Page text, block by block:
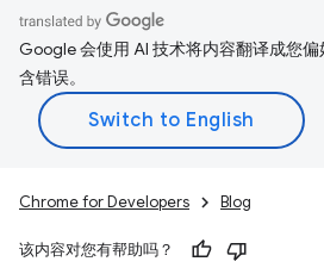
Google 会使用 AI 技术将内容翻译成您
含错误。
Chrome for Developers Blog
该内容对您有帮助吗？